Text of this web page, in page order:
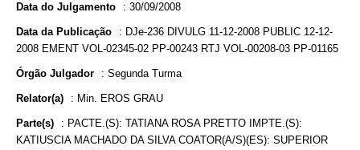
Data do Julgamento : 30/09/2008
Data da Publicação : DJe-236 DIVULG 11-12-2008 PUBLIC 12-12-
2008 EMENT VOL-02345-02 PP-00243 RTJ VOL-00208-03 PP-01165
Órgão Julgador : Segunda Turma
Relator(a) : Min. EROS GRAU
Parte(s) : PACTE.(S): TATIANA ROSA PRETTO IMPTE.(S):
KATIUSCIA MACHADO DA SILVA COATOR(A/S)(ES): SUPERIOR